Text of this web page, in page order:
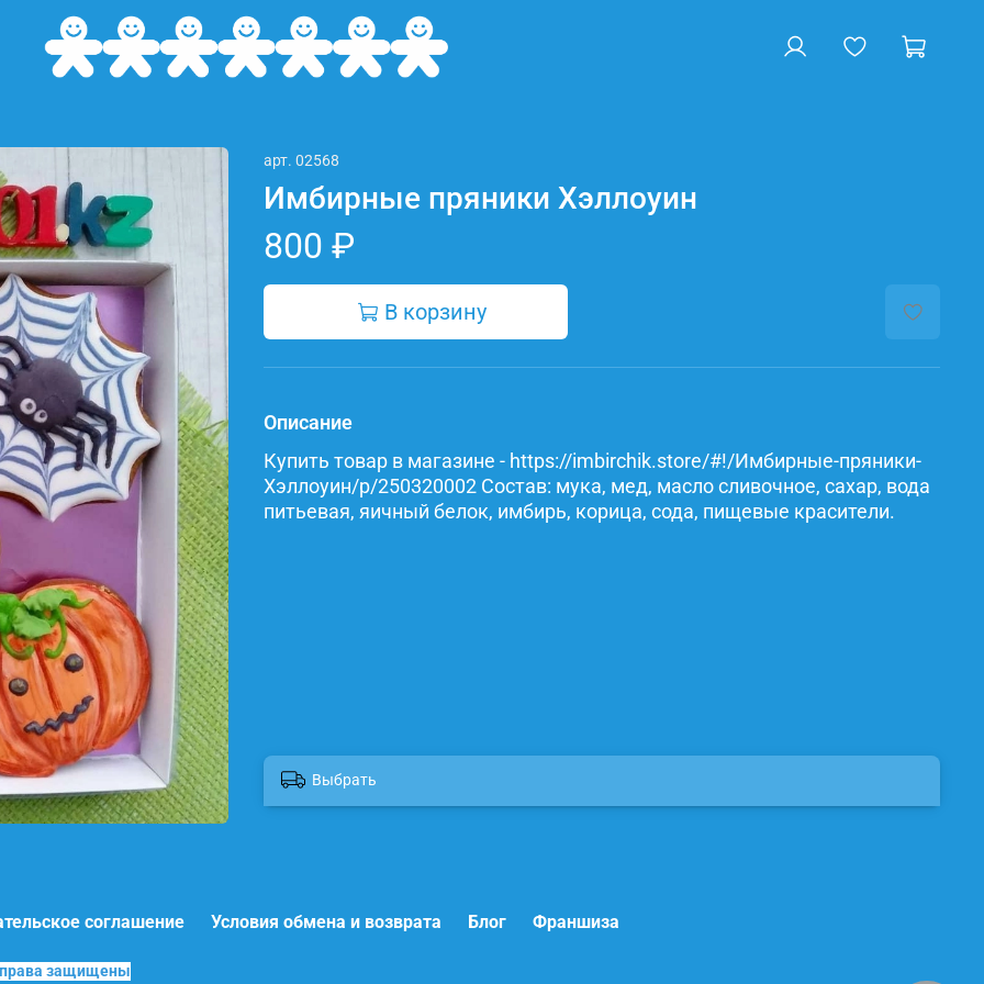
арт. 02568
Имбирные пряники Хэллоуин
800 ₽
В корзину
Описание
Купить товар в магазине - https://imbirchik.store/#!/Имбирные-пряники-
Хэллоуин/p/250320002 Состав: мука, мед, масло сливочное, сахар, вода
питьевая, яичный белок, имбирь, корица, сода, пищевые красители.
Выбрать
соглашение Условия обмена и возврата Блог Франшиза
права защищены